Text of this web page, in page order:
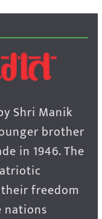
Shri Manik
brother
in 1946. The
freedom
nations